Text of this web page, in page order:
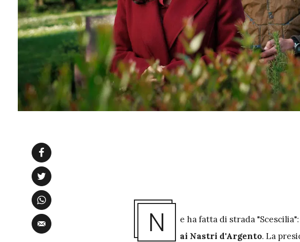
N e ha fatta di strada
ai Nastri d'Argento. La